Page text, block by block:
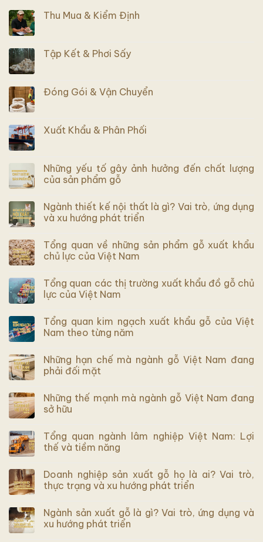
Thu Mua & Kiểm Định
Tập Kết & Phơi Sấy
Đóng Gói & Vận Chuyển
Xuất Khẩu & Phân Phối
Những yếu tố gây ảnh hưởng đến chất lượng
của sản phẩm gỗ
Ngành thiết kế nội thất là gì? Vai trò, ứng dụng
và xu hướng phát triển
Tổng quan về những sản phẩm gỗ xuất khẩu
chủ lực của Việt Nam
Tổng quan các thị trường xuất khẩu đồ gỗ chủ
lực của Việt Nam
Tổng quan kim ngạch xuất khẩu gỗ của Việt
Nam theo từng năm
Những hạn chế mà ngành gỗ Việt Nam đang
phải đối mặt
Những thế mạnh mà ngành gỗ Việt Nam đang
sở hữu
Tổng quan ngành lâm nghiệp Việt Nam: Lợi
thế và tiềm năng
Doanh nghiệp sản xuất gỗ họ là ai? Vai trò,
thực trạng và xu hướng phát triển
Ngành sản xuất gỗ là gì? Vai trò, ứng dụng và
xu hướng phát triển